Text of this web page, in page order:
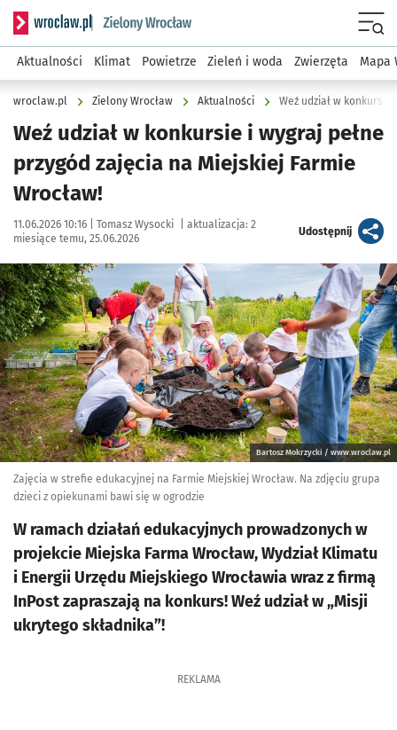
Serwis informacyjny wroclaw.pl podserwis: Środowisko we
Aktualności Klimat Powietrze Zieleń i woda Zwierzęta Mapa
wroclaw.pl Zielony Wrocław Aktualności
Weź udział w konkursie i wygraj pełne
przygód zajęcia na Miejskiej Farmie
Wrocław!
Data publikacji:
11.06.2026 10:16 | Autor:
Tomasz Wysocki aktualizacja: 2
miesiące temu, 25.06.2026
Udostępnijartykuł
Kliknij, aby powiększyć
Bartosz Mokrzycki / www.wroclaw.pl
Zajęcia w strefie edukacyjnej na Farmie Miejskiej Wrocław. Na zdjęciu grupa
dzieci z opiekunami bawi się w ogrodzie
W ramach działań edukacyjnych prowadzonych w
projekcie Miejska Farma Wrocław, Wydział Klimatu
i Energii Urzędu Miejskiego Wrocławia wraz z firmą
InPost zapraszają na konkurs! Weź udział w „Misji
ukrytego składnika”!
REKLAMA